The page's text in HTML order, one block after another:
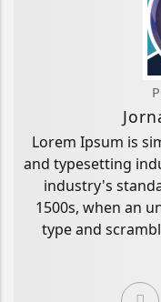
Lorem Ipsum is
and typesetting
industry's
1500s, when an
type and